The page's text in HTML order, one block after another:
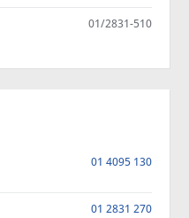
01/2831-510
01 4095 130
01 2831 270